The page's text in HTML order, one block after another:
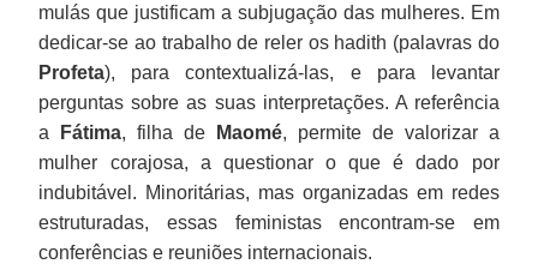
mulás que justificam a subjugação das mulheres. Em
dedicar-se ao trabalho de reler os hadith (palavras do
Profeta), para contextualizá-las, e para levantar
perguntas sobre as suas interpretações. A referência
a
Fátima, filha de Maomé, permite de valorizar a
mulher corajosa, a questionar o que é dado por
indubitável. Minoritárias, mas organizadas em redes
estruturadas, essas feministas encontram-se em
conferências e reuniões internacionais.